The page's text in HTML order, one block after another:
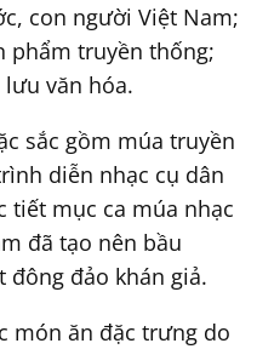
con người Việt Nam;
phẩm truyền thống;
văn hóa.
sắc gồm múa truyền
diễn nhạc cụ dân
tiết mục ca múa nhạc
đã tạo nên bầu
đông đảo khán giả.
món ăn đặc trưng do